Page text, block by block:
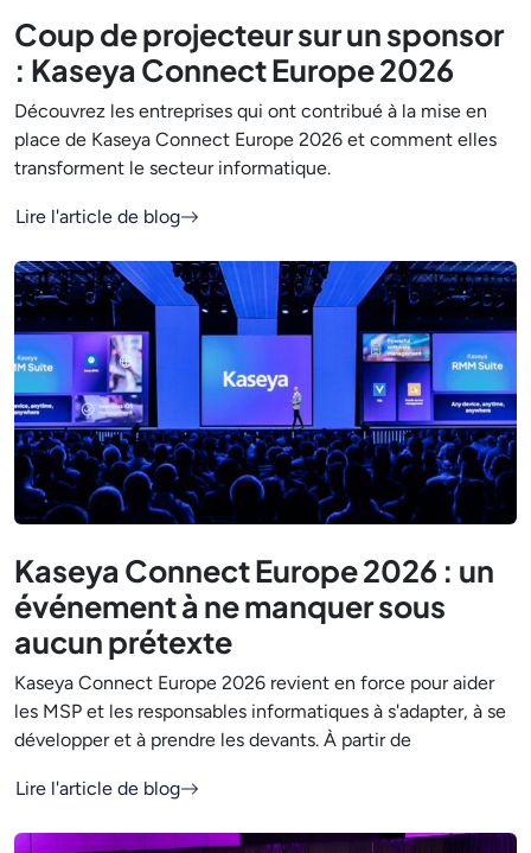
Coup de projecteur sur un sponsor
: Kaseya Connect Europe 2026
Découvrez les entreprises qui ont contribué à la mise en
place de Kaseya Connect Europe 2026 et comment elles
transforment le secteur informatique.
Lire l'article de blog
Kaseya Connect Europe 2026 : un
événement à ne manquer sous
aucun prétexte
Kaseya Connect Europe 2026 revient en force pour aider
les MSP et les responsables informatiques à s'adapter, à se
développer et à prendre les devants. À partir de
Lire l'article de blog